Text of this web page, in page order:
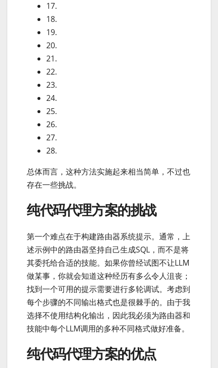
17.
18.
19.
20.
21.
22.
23.
24.
25.
26.
27.
28.
总体而言，这种方法实施起来相当简单，不过也
存在一些挑战。
纯代码代理方案的挑战
第一个难点在于构建路由器系统提示。通常，上
述示例中的路由器坚持自己生成SQL，而不是将
其委托给合适的技能。如果你曾经试图不让LLM
做某事，你就会知道这种经历有多么令人沮丧；
找到一个可用的提示需要进行多轮调试。考虑到
每个步骤的不同输出格式也是很棘手的。由于我
选择不使用结构化输出，因此我必须为路由器和
技能中每个LLM调用的多种不同格式做好准备。
纯代码代理方案的优点